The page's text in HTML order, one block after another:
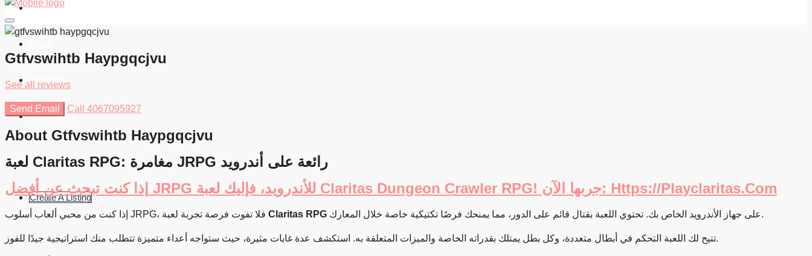
For Sale
Students
Find Agents
Create A Listing
Gtfvswihtb Haypgqcjvu
See all reviews
Send Email Call 4067095927
About Gtfvswihtb Haypgqcjvu
لعبة Claritas RPG: مغامرة JRPG رائعة على أندرويد
إذا كنت تبحث عن أفضل JRPG للأندرويد، فإليك لعبة Claritas Dungeon Crawler RPG! جربها الآن: Https://playclaritas.com
Claritas RPG على جهاز الأندرويد الخاص بك. تحتوي اللعبة بقتال قائم على الدور، مما يمنحك فرصًا تكتيكية خاصة خلال المعارك.
تتيح لك اللعبة التحكم في أبطال متعددة، وكل بطل يمتلك بقدراته الخاصة والميزات المتعلقة به. استكشف عدة غابات مثيرة، حيث ستواجه أعداء متميزة تتطلب منك استراتيجية جيدًا للفوز.